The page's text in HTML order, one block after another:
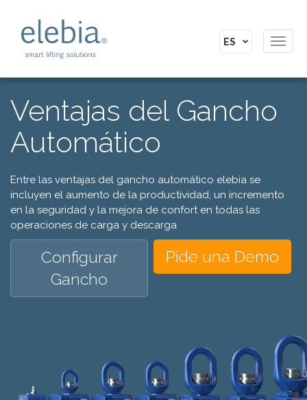
Ventajas del Gancho
Automático
Entre las ventajas del gancho automático elebia se
incluyen el aumento de la productividad, un incremento
en la seguridad y la mejora de confort en todas las
operaciones de carga y descarga
Configurar
Gancho
Pide una Demo